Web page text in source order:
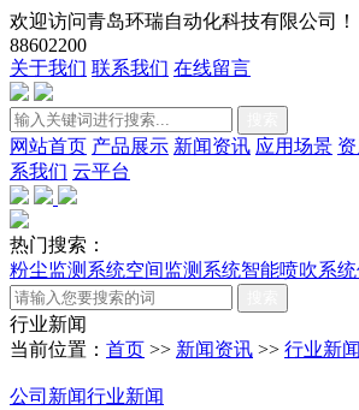
欢迎访问青岛环瑞自动化科技有限公司
88602200
关于我们 联系我们 在线留言
网站首页 产品展示 新闻资讯 应用场景
系我们 云平台
热门搜索：
粉尘监测系统空间监测系统智能喷吹系统
行业新闻
当前位置： 首页 >> 新闻资讯 >> 行业新闻
公司新闻行业新闻